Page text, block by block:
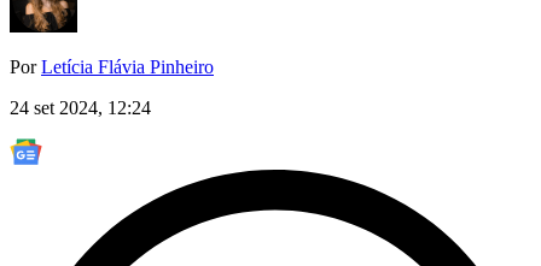
PorLetícia Flávia Pinheiro
24 set 2024, 12:24